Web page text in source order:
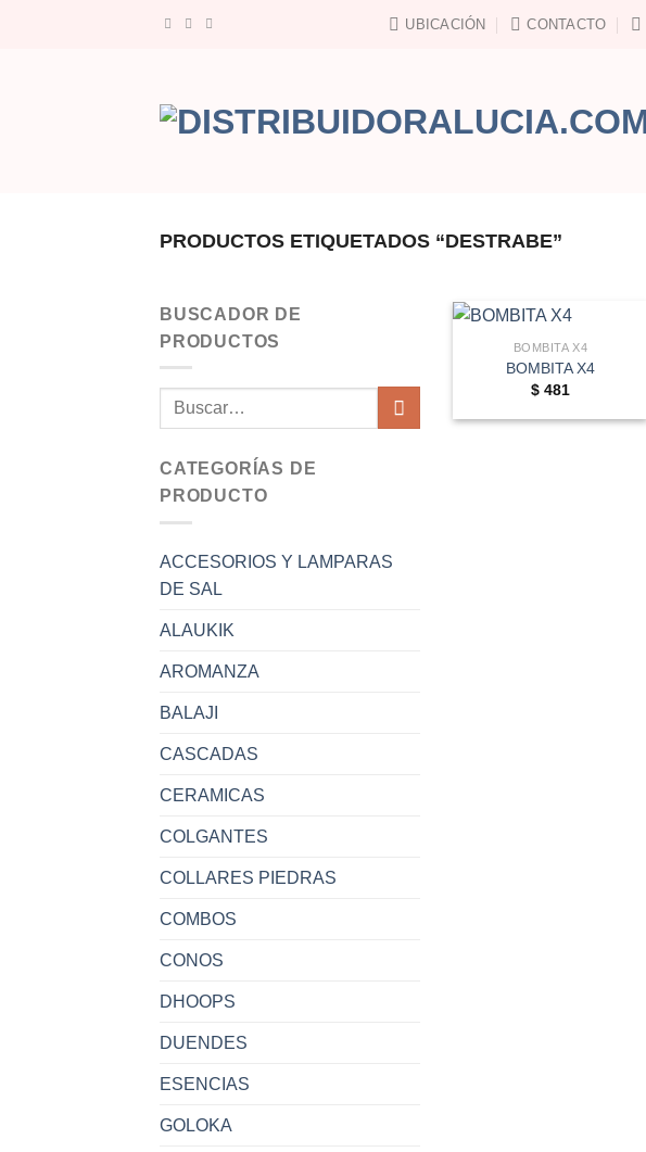
UBICACIÓN CONTACTO
PRODUCTOS ETIQUETADOS “DESTRABE”
BUSCADOR DE
PRODUCTOS
Buscar
CATEGORÍAS DE
PRODUCTO
ACCESORIOS Y LAMPARAS
DE SAL
ALAUKIK
AROMANZA
BALAJI
CASCADAS
CERAMICAS
COLGANTES
COLLARES PIEDRAS
COMBOS
CONOS
DHOOPS
DUENDES
ESENCIAS
GOLOKA
BOMBITA X4
BOMBITA X4
$ 481